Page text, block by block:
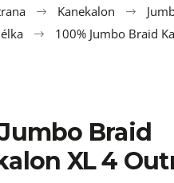
Kanekalon
100% Jumbo Braid
Braid
XL 4